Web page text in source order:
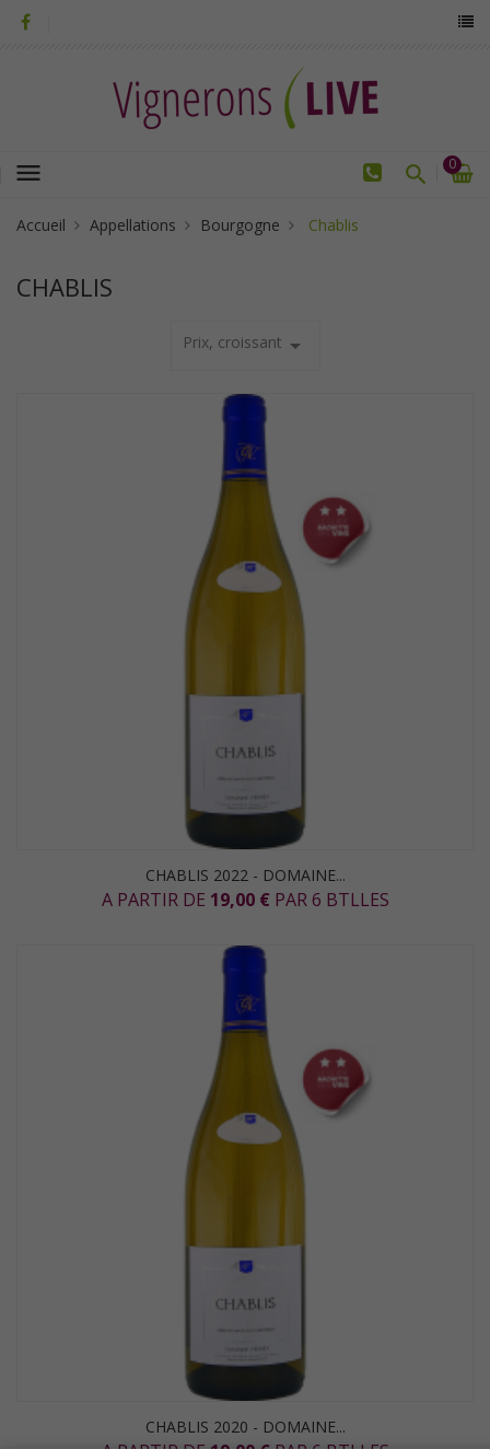
menu 0
Accueil Appellations Bourgogne Chablis
CHABLIS
Prix, croissant arrow_drop_down
CHABLIS 2022 - DOMAINE...
A PARTIR DE 19,00 € PAR 6 BTLLES
CHABLIS 2020 - DOMAINE...